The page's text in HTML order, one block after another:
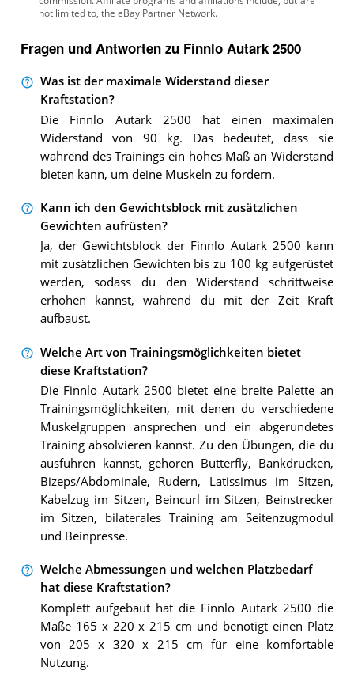
Fragen und Antworten zu Finnlo Autark 2500
Was ist der maximale Widerstand dieser
Kraftstation?
Die Finnlo Autark 2500 hat einen maximalen
Widerstand von 90 kg. Das bedeutet, dass sie
während des Trainings ein hohes Maß an Widerstand
bieten kann, um deine Muskeln zu fordern.
Kann ich den Gewichtsblock mit zusätzlichen
Gewichten aufrüsten?
Ja, der Gewichtsblock der Finnlo Autark 2500 kann
mit zusätzlichen Gewichten bis zu 100 kg aufgerüstet
werden, sodass du den Widerstand schrittweise
erhöhen kannst, während du mit der Zeit Kraft
aufbaust.
Welche Art von Trainingsmöglichkeiten bietet
diese Kraftstation?
Die Finnlo Autark 2500 bietet eine breite Palette an
Trainingsmöglichkeiten, mit denen du verschiedene
Muskelgruppen ansprechen und ein abgerundetes
Training absolvieren kannst. Zu den Übungen, die du
ausführen kannst, gehören Butterfly, Bankdrücken,
Bizeps/Abdominale, Rudern, Latissimus im Sitzen,
Kabelzug im Sitzen, Beincurl im Sitzen, Beinstrecker
im Sitzen, bilaterales Training am Seitenzugmodul
und Beinpresse.
Welche Abmessungen und welchen Platzbedarf
hat diese Kraftstation?
Komplett aufgebaut hat die Finnlo Autark 2500 die
Maße 165 x 220 x 215 cm und benötigt einen Platz
von 205 x 320 x 215 cm für eine komfortable
Nutzung.